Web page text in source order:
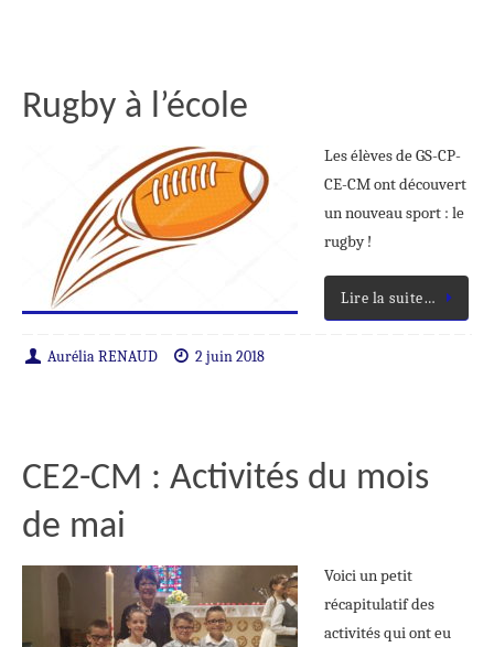
Rugby à l’école
Les élèves de GS-CP-
CE-CM ont découvert
un nouveau sport : le
rugby !
Lire la suite…
Aurélia RENAUD 2 juin 2018
CE2-CM : Activités du mois
de mai
Voici un petit
récapitulatif des
activités qui ont eu